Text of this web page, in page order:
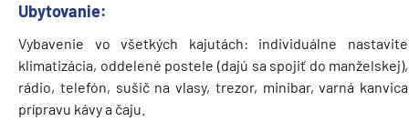
Ubytovanie:
Vybavenie vo všetkých kajutách: individuálne
klimatizácia, oddelené postele (dajú sa spojiť do manželskej),
rádio, telefón, sušič na vlasy, trezor, minibar, varná
prípravu kávy a čaju.